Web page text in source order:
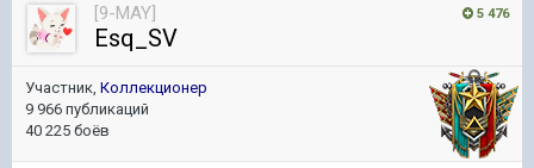
5 476
[9-MAY]
Esq_SV
Участник, Коллекционер
9 966 публикаций
40 225 боёв